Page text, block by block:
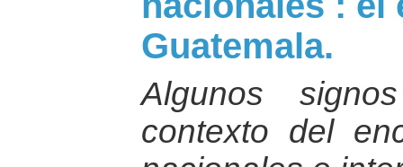
Guatemala.
Algunos
contexto del